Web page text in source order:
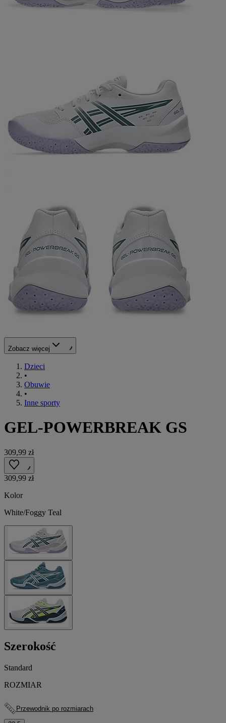
Zobacz więcej
Dzieci
•
Obuwie
•
Inne sporty
GEL-POWERBREAK GS
309,99 zł
309,99 zł
Kolor
White/Foggy Teal
Szerokość
Standard
ROZMIAR
Przewodnik po rozmiarach